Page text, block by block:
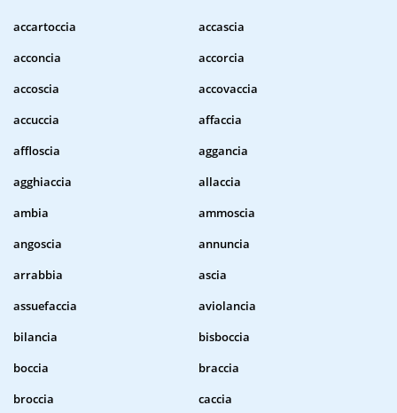
accartoccia
accascia
acconcia
accorcia
accoscia
accovaccia
accuccia
affaccia
affloscia
aggancia
agghiaccia
allaccia
ambia
ammoscia
angoscia
annuncia
arrabbia
ascia
assuefaccia
aviolancia
bilancia
bisboccia
boccia
braccia
broccia
caccia